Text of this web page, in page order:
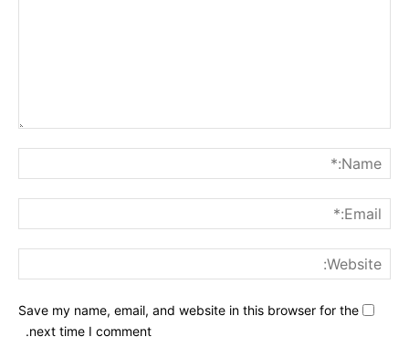
Save my name, email, and website in this browser for the
next time I comment.